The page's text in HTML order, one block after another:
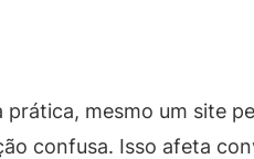
mesmo um site
confusa. Isso afeta